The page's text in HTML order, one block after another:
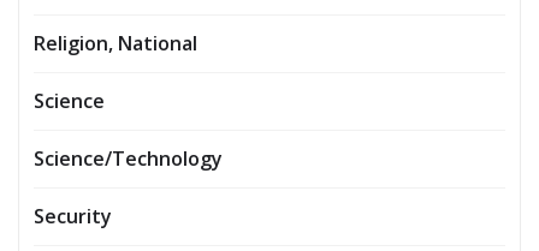
Religion, National
Science
Science/Technology
Security